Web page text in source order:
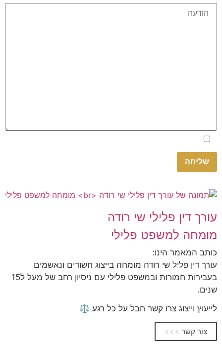
Please
leave
this
field
empty.
עורך דין פלילי שי רודה
מומחה למשפט פלילי
כותב המאמר הינו:
עורך דין פליל שי רודה מומחה בייצוג חשודים ונאשמים
בעבירות חמורות ובמשפט פלילי עם ניסיון רחב של מעל ל15
שנים.
לייעוץ וייצוג צרו קשר חבל על כל רגע ⚖️
צור קשר >>>